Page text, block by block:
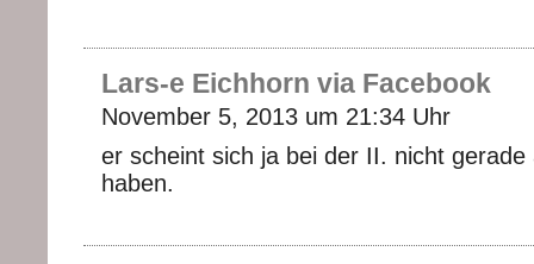
Lars-e Eichhorn via Facebook
November 5, 2013 um 21:34 Uhr
er scheint sich ja bei der II. nicht gerade
haben.